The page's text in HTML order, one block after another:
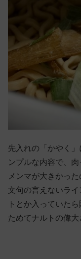
先入れの「かやく
ンプルな内容で、
メンマが大きかっ
文句の言えないラ
トとか入っていた
ためてナルトの偉大